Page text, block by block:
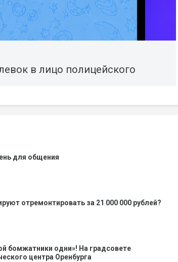
в лицо полицейского
для общения
отремонтировать за 21 000 000 рублей?
бомжатники одни»! На градсовете
центра Оренбурга